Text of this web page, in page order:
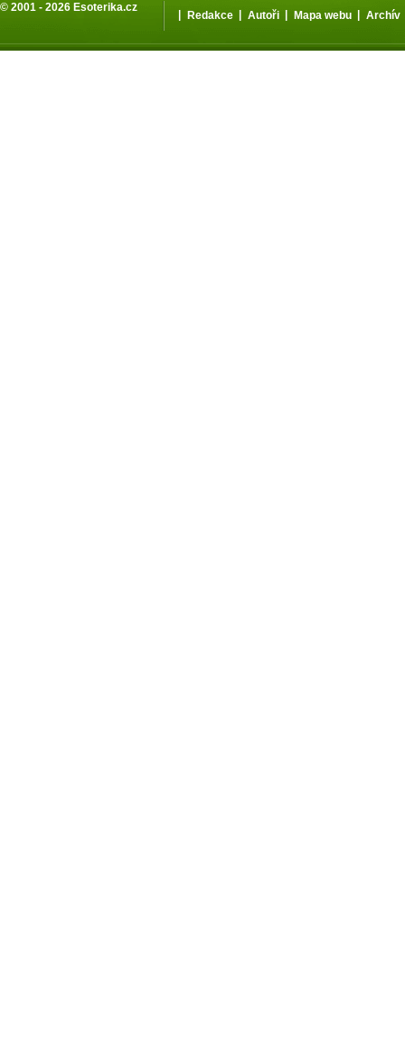
© 2001 - 2026 Esoterika.cz
| Redakce | Autoři | Mapa webu | Archív